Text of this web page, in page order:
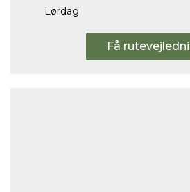
Lørdag
Få